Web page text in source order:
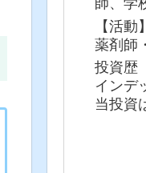
師、学
【活動】
薬剤師
投資歴
インデ
当投資